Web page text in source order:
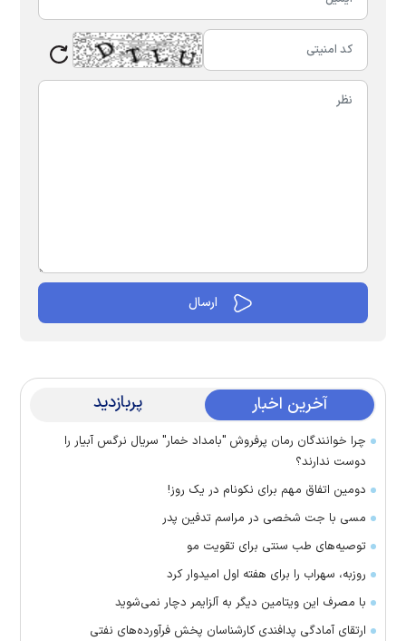
آخرین اخبار پربازدید
چرا خوانندگان رمان پرفروش "بامداد خمار" سریال نرگس آبیار را
دوست ندارند؟
دومین اتفاق مهم برای نکونام در یک روز!
مسی با جت شخصی در مراسم تدفین پدر
توصیه‌های طب سنتی برای تقویت مو
روزبه، سهراب را برای هفته اول امیدوار کرد
با مصرف این ویتامین دیگر به آلزایمر دچار نمی‌شوید
ارتقای آمادگی پدافندی کارشناسان پخش فرآورده‌های نفتی